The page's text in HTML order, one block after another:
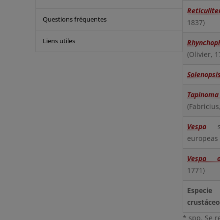
Questions fréquentes
Liens utiles
1837)
(Olivier,
Vespa
europeas
Vespa
1771)
* spp. Se